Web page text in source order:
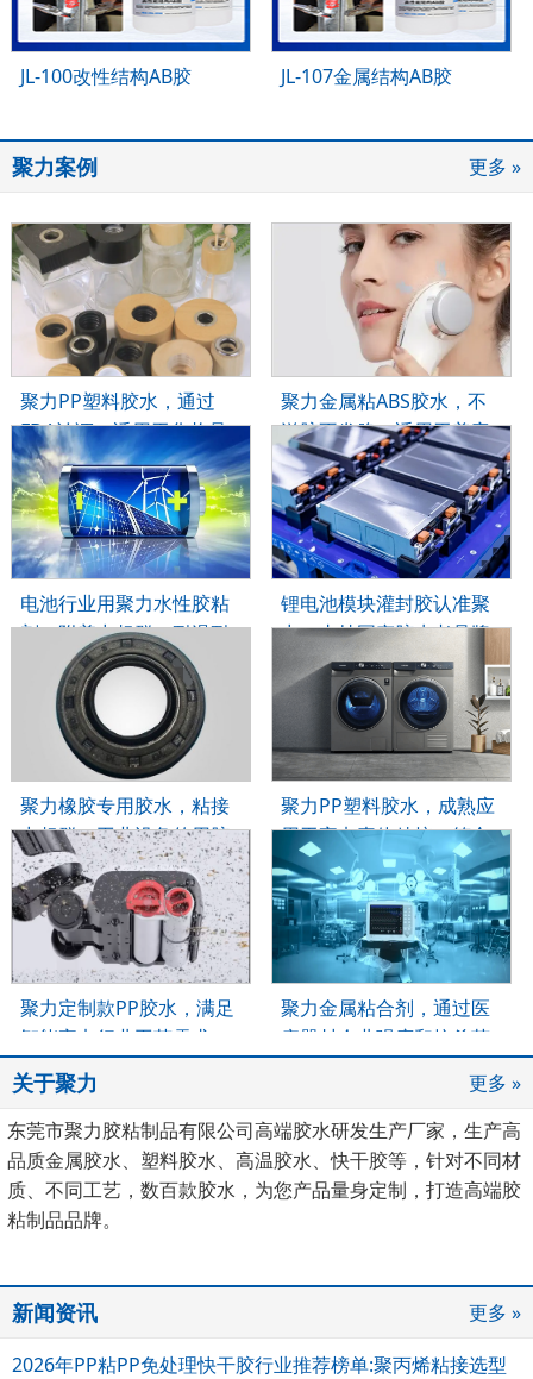
JL-100改性结构AB胶 JL-107金属结构AB胶
聚力案例 更多 »
聚力PP塑料胶水，通过
FDA认证，适用于化妆品
容器生产
聚力金属粘ABS胶水，不
溢胶不发脆，适用于美容
仪器套接工艺
电池行业用聚力水性胶粘
剂，附着力超群，耐温耐
碱性能好
锂电池模块灌封胶认准聚
力，支持国产胶水老品牌
聚力橡胶专用胶水，粘接
力超群，工业设备的用胶
选择
聚力PP塑料胶水，成熟应
用于家电壳体粘接，符合
行业标准
聚力定制款PP胶水，满足
智能家电行业工艺需求
聚力金属粘合剂，通过医
疗器材企业强度和抗杀菌
关于聚力
更多 »
东莞市聚力胶粘制品有限公司高端胶水研发生产厂家，生产高
品质金属胶水、塑料胶水、高温胶水、快干胶等，针对不同材
质、不同工艺，数百款胶水，为您产品量身定制，打造高端胶
粘制品品牌。
新闻资讯
更多 »
2026年PP粘PP免处理快干胶行业推荐榜单:聚丙烯粘接选型